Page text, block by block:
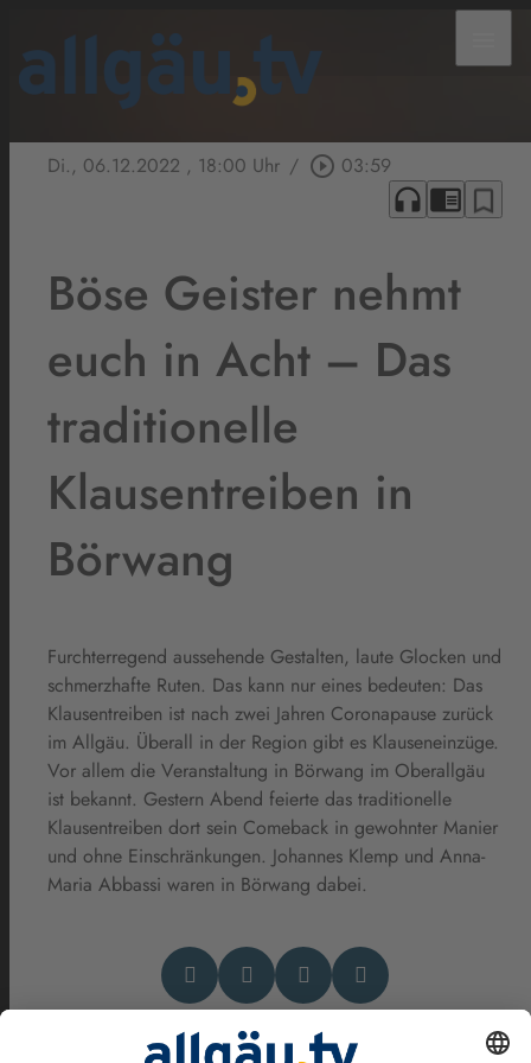
Di., 06.12.2022 , 18:00 Uhr / play_circle_outline 03:59
headphones chrome_reader_mode bookmark_border
Böse Geister nehmt
euch in Acht – Das
traditionelle
Klausentreiben in
Börwang
Furchterregend aussehende Gestalten, laute Glocken und
schmerzhafte Ruten. Das kann nur eines bedeuten: Das
Klausentreiben ist nach zwei Jahren Coronapause zurück
im Allgäu. Überall in der Region gibt es Klauseneinzüge.
Vor allem die Veranstaltung in Börwang im Oberallgäu
ist bekannt. Gestern Abend feierte das traditionelle
Klausentreiben dort sein Comeback in gewohnter Manier
und ohne Einschränkungen. Johannes Klemp und Anna-
Maria Abbassi waren in Börwang dabei.